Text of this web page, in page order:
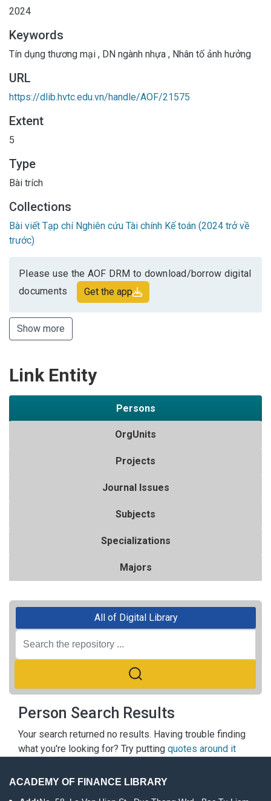
của DN ngành nhựa và bao bì niêm yết tại Việt Nam
2024
Keywords
Tín dụng thương mại , DN ngành nhựa , Nhân tố ảnh hưởng
URL
https://dlib.hvtc.edu.vn/handle/AOF/21575
Extent
5
Type
Bài trích
Collections
Bài viết Tạp chí Nghiên cứu Tài chính Kế toán (2024 trở về
trước)
Please use the AOF DRM to download/borrow digital
documents
Get the app
Show more
Link Entity
Persons
OrgUnits
Projects
Journal Issues
Subjects
Specializations
Majors
All of Digital Library
Person Search Results
Your search returned no results. Having trouble finding
what you're looking for? Try putting quotes around it
ACADEMY OF FINANCE LIBRARY